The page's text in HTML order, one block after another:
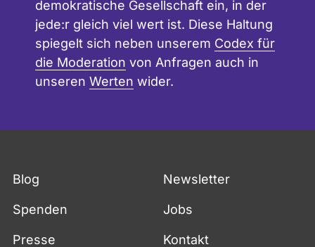
demokratische Gesellschaft ein, in der
jede:r gleich viel wert ist. Diese Haltung
spiegelt sich neben unserem Codex für
die Moderation von Anfragen auch in
unseren Werten wider.
Blog Newsletter
Spenden Jobs
Presse Kontakt